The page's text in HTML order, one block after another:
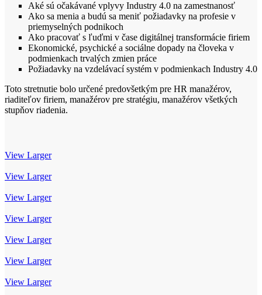
Aké sú očakávané vplyvy Industry 4.0 na zamestnanosť
Ako sa menia a budú sa meniť požiadavky na profesie v
priemyselných podnikoch
Ako pracovať s ľuďmi v čase digitálnej transformácie firiem
Ekonomické, psychické a sociálne dopady na človeka v
podmienkach trvalých zmien práce
Požiadavky na vzdelávací systém v podmienkach Industry 4.0
Toto stretnutie bolo určené predovšetkým pre HR manažérov,
riaditeľov firiem, manažérov pre stratégiu, manažérov všetkých
stupňov riadenia.
View Larger
View Larger
View Larger
View Larger
View Larger
View Larger
View Larger